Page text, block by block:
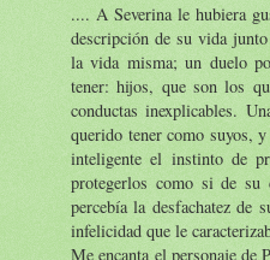
.... A Severina le hubiera
descripción de su vida
la vida misma; un duelo
tener: hijos, que son los
conductas inexplicables.
querido tener como suyos,
inteligente el instinto de
protegerlos como si de
percebía la desfachatez de
infelicidad que le
Me encanta el personaje de